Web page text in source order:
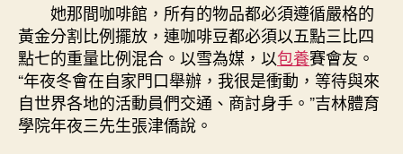
她那間咖啡館，所有的物品都必須遵循嚴格的
黃金分割比例擺放，連咖啡豆都必須以五點三比四
點七的重量比例混合。以雪為媒，以包養賽會友。
“年夜冬會在自家門口舉辦，我很是衝動，等待與來
自世界各地的活動員們交通、商討身手。”吉林體育
學院年夜三先生張津僑說。